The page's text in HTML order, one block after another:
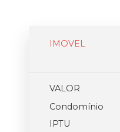
IMOVEL
VALOR
Condomínio
IPTU